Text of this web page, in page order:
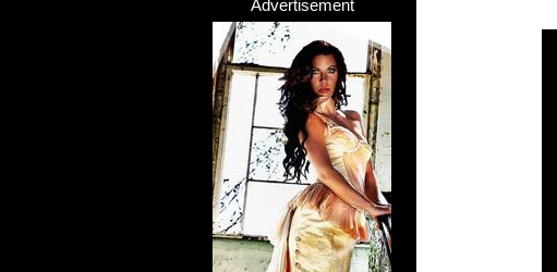
Advertisement